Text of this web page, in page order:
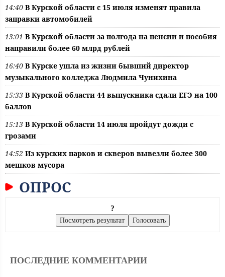
14:40 В Курской области с 15 июля изменят правила
заправки автомобилей
13:01 В Курской области за полгода на пенсии и пособия
направили более 60 млрд рублей
16:40 В Курске ушла из жизни бывший директор
музыкального колледжа Людмила Чунихина
15:33 В Курской области 44 выпускника сдали ЕГЭ на 100
баллов
15:13 В Курской области 14 июля пройдут дожди с
грозами
14:52 Из курских парков и скверов вывезли более 300
мешков мусора
ОПРОС
?
ПОСЛЕДНИЕ КОММЕНТАРИИ